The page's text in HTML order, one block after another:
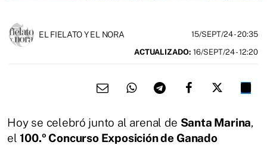
EL FIELATO Y EL NORA 15/SEPT/24- 20:35
ACTUALIZADO: 16/SEPT/24 - 12:20
Hoy se celebró junto al arenal de Santa Marina,
el100.º Concurso Exposición de Ganado